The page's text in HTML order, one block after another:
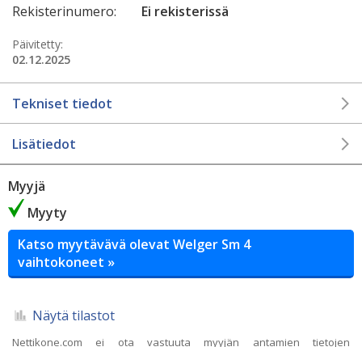
Rekisterinumero:
Ei rekisterissä
Päivitetty:
02.12.2025
Tekniset tiedot
Lisätiedot
Myyjä
Myyty
Katso myytävävä olevat Welger Sm 4
vaihtokoneet »
Näytä tilastot
Nettikone.com ei ota vastuuta myyjän antamien tietojen